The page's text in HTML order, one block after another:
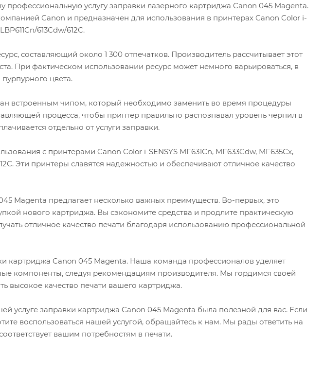
услугу заправки лазерного картриджа Canon 045 Magenta.
Canon и предназначен для использования в принтерах Canon Color i-
613Cdw/612C.
составляющий около 1 300 отпечатков. Производитель рассчитывает этот
При фактическом использовании ресурс может немного варьироваться, в
цвета.
встроенным чипом, который необходимо заменить во время процедуры
процесса, чтобы принтер правильно распознавал уровень чернил в
отдельно от услуги заправки.
с принтерами Canon Color i-SENSYS MF631Cn, MF633Cdw, MF635Cx,
Эти принтеры славятся надежностью и обеспечивают отличное качество
Magenta предлагает несколько важных преимуществ. Во-первых, это
нового картриджа. Вы сэкономите средства и продлите практическую
отличное качество печати благодаря использованию профессиональной
картриджа Canon 045 Magenta. Наша команда профессионалов уделяет
компоненты, следуя рекомендациям производителя. Мы гордимся своей
высокое качество печати вашего картриджа.
услуге заправки картриджа Canon 045 Magenta была полезной для вас. Если
воспользоваться нашей услугой, обращайтесь к нам. Мы рады ответить на
вашим потребностям в печати.